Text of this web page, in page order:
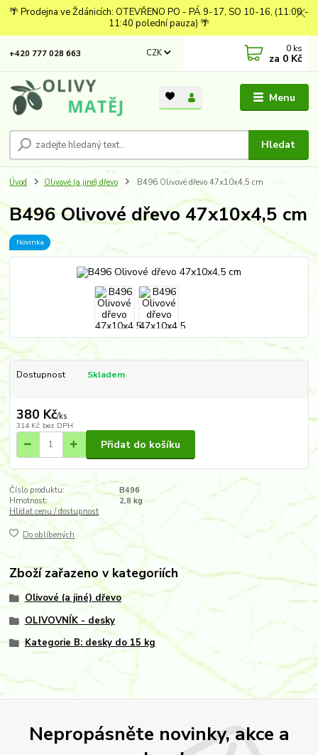
🌴 Prodejna ve Ždánicích: OTEVŘENO PO - PÁ 9-17, SO 10-16, (11:00 -
11:40 polední pauza) 🌴
Menu
CZK
Hledat
+420 777 028 663 0 ks
za 0 Kč
Úvod Olivové (a jiné) dřevo B496 Olivové dřevo 47x10x4,5 cm
B496 Olivové dřevo 47x10x4,5 cm
Novinka
Dostupnost Skladem
380 Kč/ks
314 Kč bez DPH
Přidat do košíku
Číslo produktu:
B496
Hmotnost:
2,8 kg
Hlídat cenu / dostupnost
Do oblíbených
Zboží zařazeno v kategoriích
Olivové (a jiné) dřevo
OLIVOVNÍK - desky
Kategorie B: desky do 15 kg
Nepropásněte novinky, akce a